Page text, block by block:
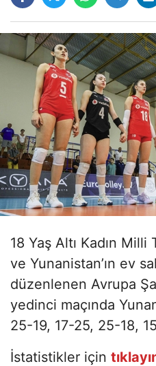
18 Yaş Altı Kadın Milli
ve Yunanistan’ın ev
düzenlenen Avrupa
yedinci maçında
25-19, 17-25, 25-18,
İstatistikler için